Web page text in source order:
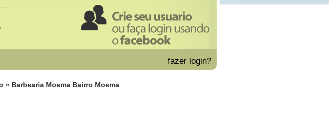
fazer login?
» Barbearia Moema Bairro Moema